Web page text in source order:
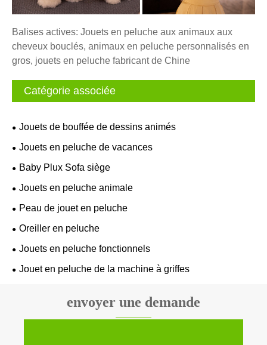
Balises actives: Jouets en peluche aux animaux aux
cheveux bouclés, animaux en peluche personnalisés en
gros, jouets en peluche fabricant de Chine
Catégorie associée
Jouets de bouffée de dessins animés
Jouets en peluche de vacances
Baby Plux Sofa siège
Jouets en peluche animale
Peau de jouet en peluche
Oreiller en peluche
Jouets en peluche fonctionnels
Jouet en peluche de la machine à griffes
envoyer une demande